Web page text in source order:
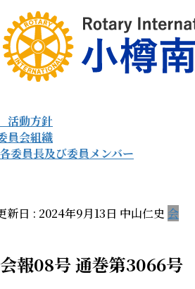
動方針
員会組織
委員長及び委員メンバー
新日 : 2024年9月13日 中山仁史 会
報08号 通巻第3066号